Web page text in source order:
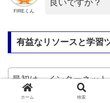
FIREくん
良いですか？
有益なリソースと学習
最初は、インターネッ
用できる金融教育のリソ
ホーム 検索